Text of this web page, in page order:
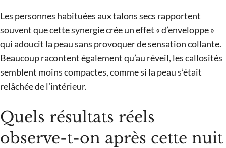
Les personnes habituées aux talons secs rapportent
souvent que cette synergie crée un effet « d’enveloppe »
qui adoucit la peau sans provoquer de sensation collante.
Beaucoup racontent également qu’au réveil, les callosités
semblent moins compactes, comme si la peau s’était
relâchée de l’intérieur.
Quels résultats réels
observe-t-on après cette nuit